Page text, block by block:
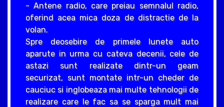
- Antene radio, care preiau semnalul radio,
oferind acea mica doza de distractie de la
volan.
Spre deosebire de primele lunete auto
aparute in urma cu cateva decenii, cele de
astazi sunt realizate dintr-un geam
securizat, sunt montate intr-un cheder de
cauciuc si inglobeaza mai multe tehnologii de
realizare care le fac sa se sparga mult mai